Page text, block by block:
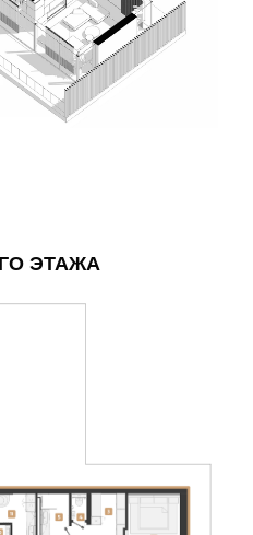
ЭТАЖА